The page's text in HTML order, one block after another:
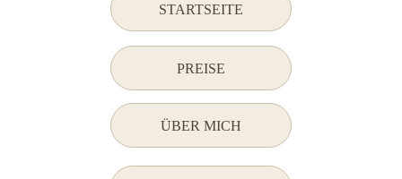
ÜBER MICH
PREISE
STARTSEITE